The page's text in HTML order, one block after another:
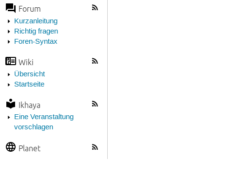
Forum
Kurzanleitung
Richtig fragen
Foren-Syntax
Wiki
Übersicht
Startseite
Ikhaya
Eine Veranstaltung
vorschlagen
Planet